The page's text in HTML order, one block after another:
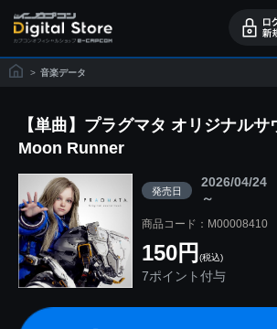
> 音楽データ
【単曲】プラグマタ オリジナルサ
Moon Runner
発売日
2026/04/24
～
商品コード：M00008410
150円 (税込)
7ポイント付与